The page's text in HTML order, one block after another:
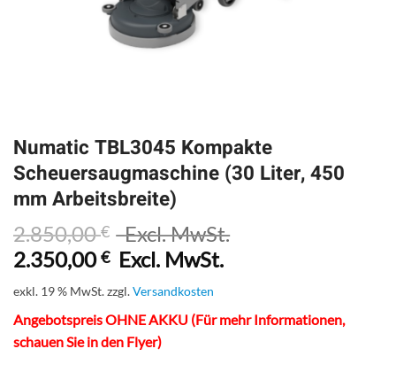
Numatic TBL3045 Kompakte
Scheuersaugmaschine (30 Liter, 450
mm Arbeitsbreite)
2.850,00€
Excl. MwSt.
2.350,00€ Excl. MwSt.
exkl. 19 % MwSt.zzgl.Versandkosten
Angebotspreis OHNE AKKU (Für mehr Informationen,
schauen Sie in den Flyer)